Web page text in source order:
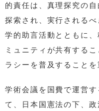
的責任は、真理探究の
探索され、実行される
学的助言活動とともに
ミュニティが共有する
ラシーを普及すること
学術会議を国費で運営
て、日本国憲法の下、